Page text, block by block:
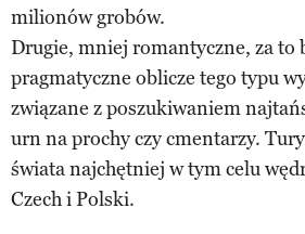
milionów grobów.
Drugie, mniej romantyczne, za to
pragmatyczne oblicze tego typu
związane z poszukiwaniem
urn na prochy czy cmentarzy.
świata najchętniej w tym celu
Czech i Polski.